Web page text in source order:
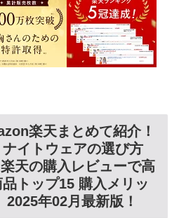
楽天まとめて紹介！
イトウェアの選び方
天の購入レビューで高
トップ15 購入メリッ
2025年02月最新版！